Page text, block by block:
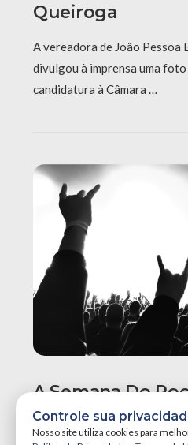
Queiroga
A vereadora de João Pessoa
divulgou à imprensa uma
candidatura à Câmara …
A Semana Do
Pessoa Promete
Maiores Finais
Controle sua
Nosso site utiliza cookies para